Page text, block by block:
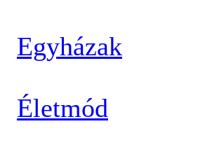
Egyházak
Életmód